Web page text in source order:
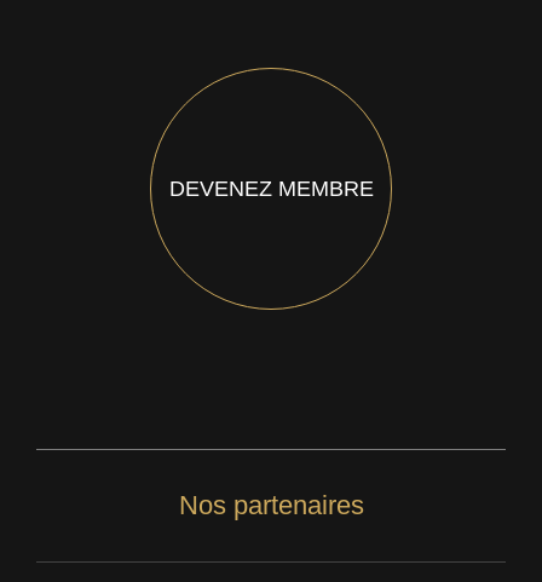
DEVENEZ MEMBRE
Nos partenaires